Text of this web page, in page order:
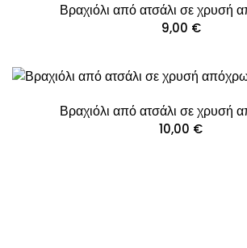
Βραχιόλι από ατσάλι σε χρυσή
9,00 €
Βραχιόλι από ατσάλι σε χρυσή
10,00 €